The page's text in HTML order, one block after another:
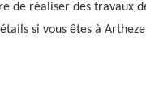
de réaliser des travaux
si vous êtes à